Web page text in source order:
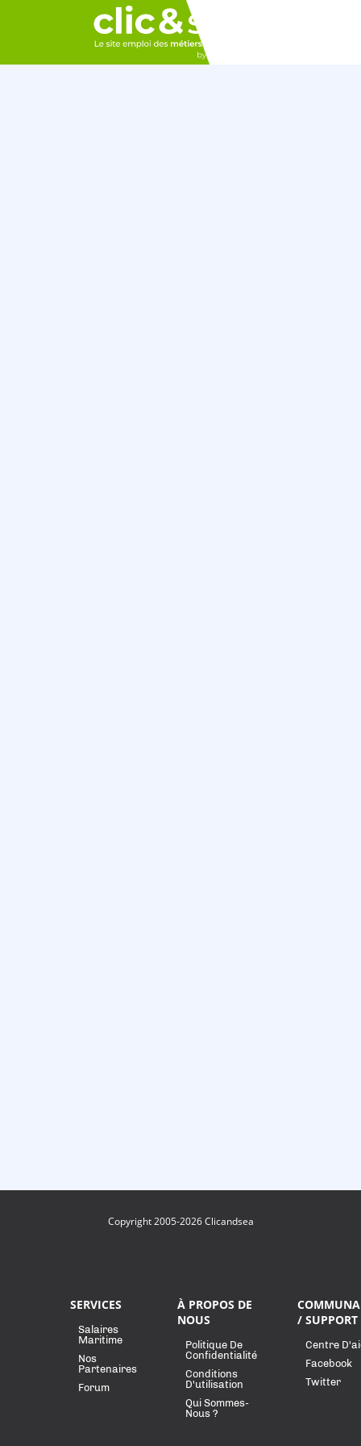
Copyright 2005-2026 Clicandsea
SERVICES
Salaires
Maritime
Nos
Partenaires
Forum
À PROPOS DE
NOUS
Politique De
Confidentialité
Conditions
D'utilisation
Qui Sommes-
Nous ?
/ SUPPORT
Centre
Facebook
Twitter